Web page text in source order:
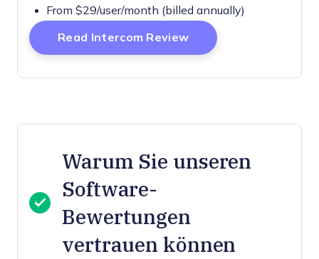
From $29/user/month (billed annually)
Read Intercom ReviewOpens New Window
Warum Sie unseren
Software-
Bewertungen
vertrauen können